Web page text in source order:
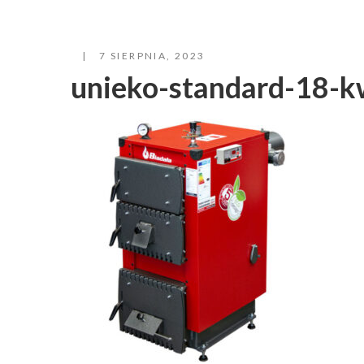
7 SIERPNIA, 2023
unieko-standard-18-